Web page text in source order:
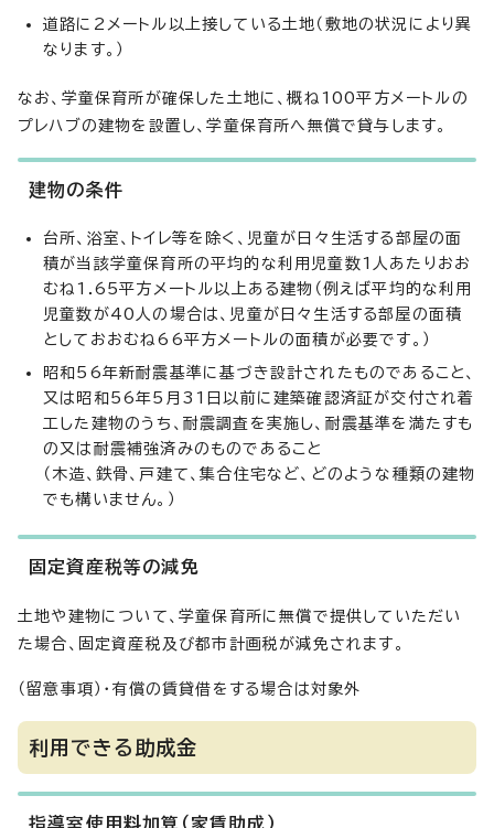
道路に2メートル以上接している土地（敷地の状況により異
なります。）
なお、学童保育所が確保した土地に、概ね100平方メートルの
プレハブの建物を設置し、学童保育所へ無償で貸与します。
建物の条件
台所、浴室、トイレ等を除く、児童が日々生活する部屋の面
積が当該学童保育所の平均的な利用児童数1人あたりおお
むね1.65平方メートル以上ある建物（例えば平均的な利用
児童数が40人の場合は、児童が日々生活する部屋の面積
としておおむね66平方メートルの面積が必要です。）
昭和56年新耐震基準に基づき設計されたものであること、
又は昭和56年5月31日以前に建築確認済証が交付され着
工した建物のうち、耐震調査を実施し、耐震基準を満たすも
の又は耐震補強済みのものであること
（木造、鉄骨、戸建て、集合住宅など、どのような種類の建物
でも構いません。）
固定資産税等の減免
土地や建物について、学童保育所に無償で提供していただい
た場合、固定資産税及び都市計画税が減免されます。
（留意事項）・有償の賃貸借をする場合は対象外
利用できる助成金
指導室使用料加算（家賃助成）